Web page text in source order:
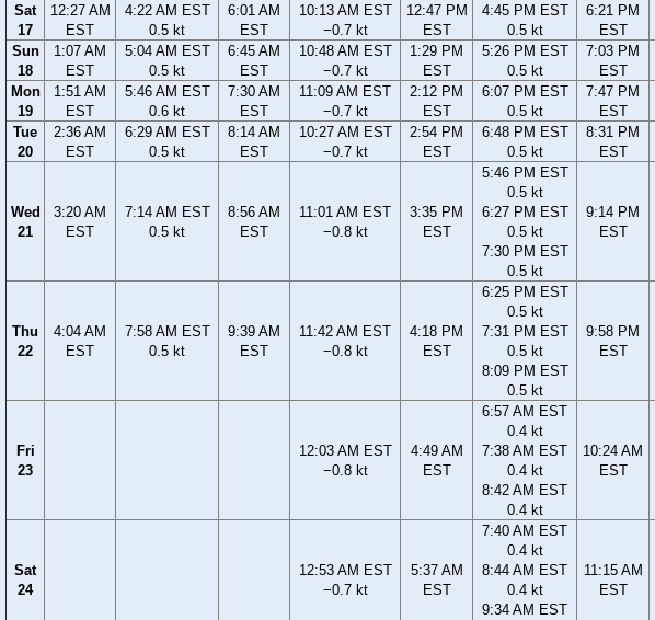
Sat
17
12:27 AM
EST
4:22 AM EST
0.5 kt
6:01 AM
EST
10:13 AM EST
−0.7 kt
12:47 PM
EST
4:45 PM EST
0.5 kt
6:21 PM
EST
Sun
18
1:07 AM
EST
5:04 AM EST
0.5 kt
6:45 AM
EST
10:48 AM EST
−0.7 kt
1:29 PM
EST
5:26 PM EST
0.5 kt
7:03 PM
EST
Mon
19
1:51 AM
EST
5:46 AM EST
0.6 kt
7:30 AM
EST
11:09 AM EST
−0.7 kt
2:12 PM
EST
6:07 PM EST
0.5 kt
7:47 PM
EST
Tue
20
2:36 AM
EST
6:29 AM EST
0.5 kt
8:14 AM
EST
10:27 AM EST
−0.7 kt
2:54 PM
EST
6:48 PM EST
0.5 kt
8:31 PM
EST
Wed
21
3:20 AM
EST
7:14 AM EST
0.5 kt
8:56 AM
EST
11:01 AM EST
−0.8 kt
3:35 PM
EST
5:46 PM EST
0.5 kt
6:27 PM EST
0.5 kt
7:30 PM EST
0.5 kt
9:14 PM
EST
Thu
22
4:04 AM
EST
7:58 AM EST
0.5 kt
9:39 AM
EST
11:42 AM EST
−0.8 kt
4:18 PM
EST
6:25 PM EST
0.5 kt
7:31 PM EST
0.5 kt
8:09 PM EST
0.5 kt
9:58 PM
EST
Fri
23
12:03 AM EST
−0.8 kt
4:49 AM
EST
6:57 AM EST
0.4 kt
7:38 AM EST
0.4 kt
8:42 AM EST
0.4 kt
10:24 AM
EST
Sat
24
12:53 AM EST
−0.7 kt
5:37 AM
EST
7:40 AM EST
0.4 kt
8:44 AM EST
0.4 kt
9:34 AM EST
11:15 AM
EST